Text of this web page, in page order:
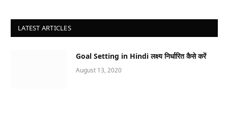
LATEST ARTICLES
Goal Setting in Hindi लक्ष्य निर्धारित कैसे करें
August 13, 2020